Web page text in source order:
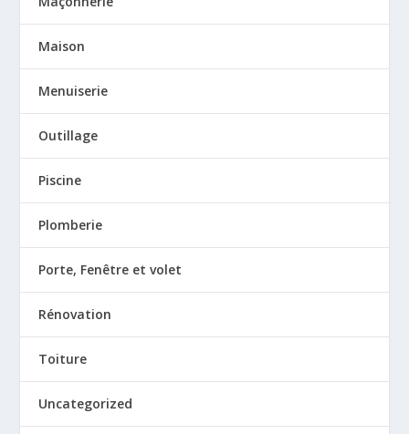
Maison
Menuiserie
Outillage
Piscine
Plomberie
Porte, Fenêtre et volet
Rénovation
Toiture
Uncategorized